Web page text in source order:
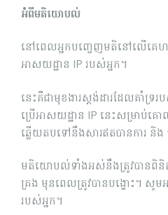
អំពីមតិយោបល់
នៅពេលអ្នកបញ្ចេញមតិនៅលើគ
អាសយដ្ឋាន IP របស់អ្នក។
នេះគឺជាមុខងារស្ដង់ដារដែលគាំ
ប្រើអាសយដ្ឋាន IP នេះសម្រាប់
ឆ្លើយតបទៅនឹងសារឥតបានការ និ
មតិយោបល់ទាំងអស់នឹងត្រូវបានពិនិ
គ្រង មុនពេលត្រូវបានបង្ហោះ។
របស់អ្នក។